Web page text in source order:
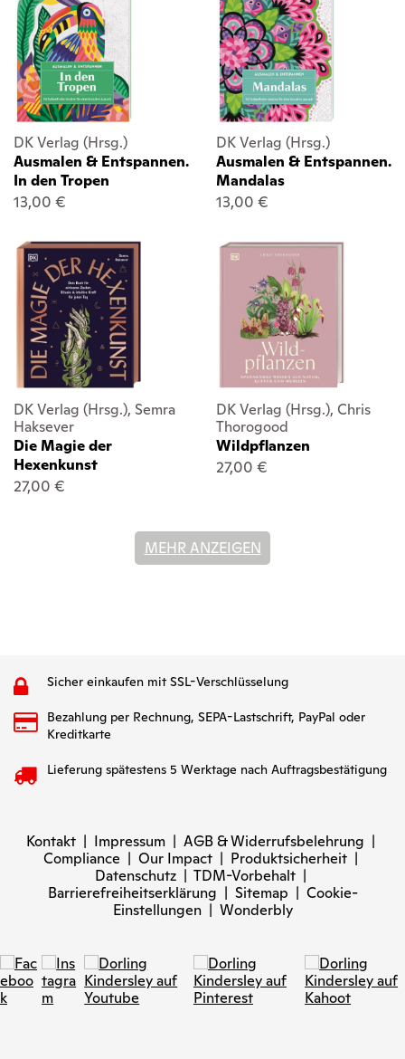
DK Verlag (Hrsg.)
Ausmalen & Entspannen.
In den Tropen
13,00 €
DK Verlag (Hrsg.)
Ausmalen & Entspannen.
Mandalas
13,00 €
DK Verlag (Hrsg.), Semra
Haksever
Die Magie der
Hexenkunst
27,00 €
DK Verlag (Hrsg.), Chris
Thorogood
Wildpflanzen
27,00 €
MEHR ANZEIGEN
Sicher einkaufen mit SSL-Verschlüsselung
Bezahlung per Rechnung, SEPA-Lastschrift, PayPal oder
Kreditkarte
Lieferung spätestens 5 Werktage nach Auftragsbestätigung
Kontakt | Impressum | AGB & Widerrufsbelehrung |
Compliance | Our Impact | Produktsicherheit |
Datenschutz | TDM-Vorbehalt |
Barrierefreiheitserklärung | Sitemap | Cookie-
Einstellungen| Wonderbly